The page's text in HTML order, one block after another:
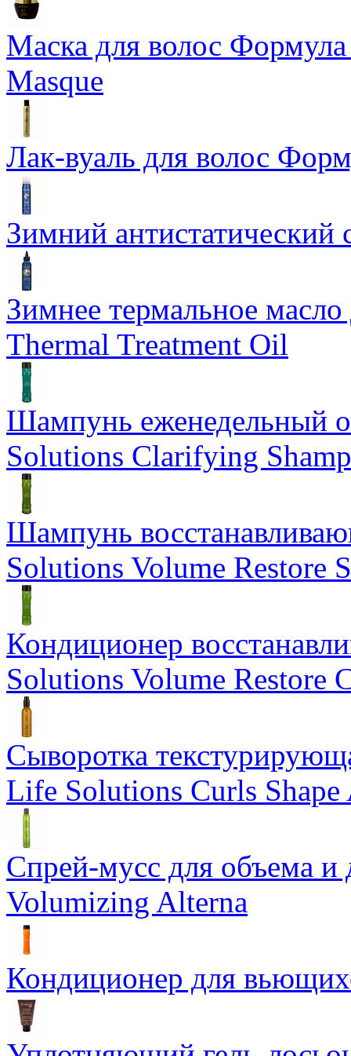
Маска для волос
Masque
Лак-вуаль для волос
Зимний
Зимнее термальное
Thermal Treatment Oil
Шампунь еженедельный
Solutions Clarifying
Шампунь
Solutions Volume Restore
Кондиционер
Solutions Volume Restore
Сыворотка
Life Solutions Curls
Спрей-мусс для объема и
Volumizing Alterna
Кондиционер для